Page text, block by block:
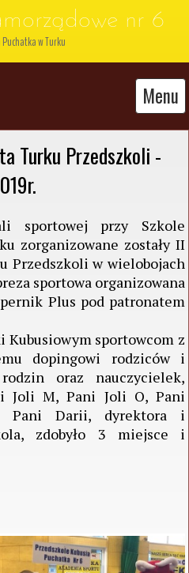
nr 6
w Turku
Menu
sportowej przy Szkole
zorganizowane zostały II
Przedszkoli w wielobojach
sportowa organizowana
Plus pod patronatem
Kubusiowym sportowcom z
dopingowi rodziców i
oraz nauczycielek,
Joli M, Pani Joli O, Pani
Pani Darii, dyrektora i
zdobyło 3 miejsce i